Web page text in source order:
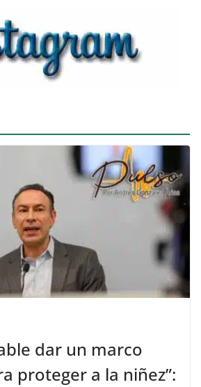
dar un marco
proteger a la niñez”: